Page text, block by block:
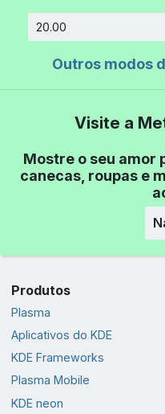
Outros modos
Visite a
Mostre o seu amor
canecas, roupas e
Produtos
Plasma
Aplicativos do KDE
KDE Frameworks
Plasma Mobile
KDE neon